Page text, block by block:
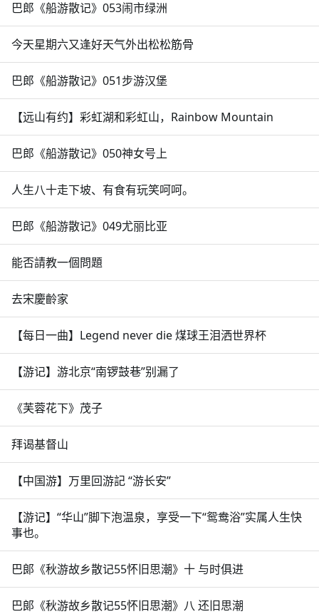
巴郎《船游散记》053闹市绿洲
今天星期六又逢好天气外出松松筋骨
巴郎《船游散记》051步游汉堡
【远山有约】彩虹湖和彩虹山，Rainbow Mountain
巴郎《船游散记》050神女号上
人生八十走下坡、有食有玩笑呵呵。
巴郎《船游散记》049尤丽比亚
能否請教一個問題
去宋慶齡家
【每日一曲】Legend never die 煤球王泪洒世界杯
【游记】游北京“南锣鼓巷”别漏了
《芙蓉花下》茂子
拜谒基督山
【中国游】万里回游記 “游长安”
【游记】“华山”脚下泡温泉，享受一下“鸳鸯浴”实属人生快
事也。
巴郞《秋游故乡散记55怀旧思潮》十 与时俱进
巴郞《秋游故乡散记55怀旧思潮》八 还旧思潮